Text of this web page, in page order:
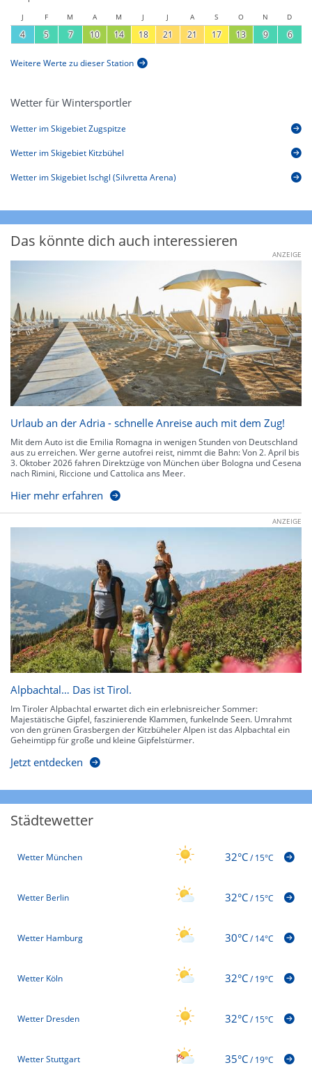
J F M A M J J A S O N D
4 5 7 10 14 18 21 21 17 13 9 6
Weitere Werte zu dieser Station
Wetter für Wintersportler
Wetter im Skigebiet Zugspitze
Wetter im Skigebiet Kitzbühel
Wetter im Skigebiet Ischgl (Silvretta Arena)
Das könnte dich auch interessieren
ANZEIGE
Urlaub an der Adria - schnelle Anreise auch mit dem Zug!
Mit dem Auto ist die Emilia Romagna in wenigen Stunden von Deutschland
aus zu erreichen. Wer gerne autofrei reist, nimmt die Bahn: Von 2. April bis
3. Oktober 2026 fahren Direktzüge von München über Bologna und Cesena
nach Rimini, Riccione und Cattolica ans Meer.
Hier mehr erfahren
ANZEIGE
Alpbachtal… Das ist Tirol.
Im Tiroler Alpbachtal erwartet dich ein erlebnisreicher Sommer:
Majestätische Gipfel, faszinierende Klammen, funkelnde Seen. Umrahmt
von den grünen Grasbergen der Kitzbüheler Alpen ist das Alpbachtal ein
Geheimtipp für große und kleine Gipfelstürmer.
Jetzt entdecken
Städtewetter
Wetter München 32°C/15°C
Wetter Berlin 32°C/15°C
Wetter Hamburg 30°C/14°C
Wetter Köln 32°C/19°C
Wetter Dresden 32°C/15°C
Wetter Stuttgart 35°C/19°C